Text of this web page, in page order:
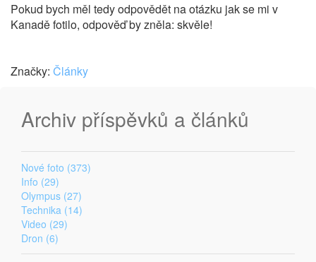
Pokud bych měl tedy odpovědět na otázku jak se mi v
Kanadě fotilo, odpověď by zněla: skvěle!
Značky: Články
Archiv příspěvků a článků
Nové foto (373)
Info (29)
Olympus (27)
Technika (14)
Video (29)
Dron (6)